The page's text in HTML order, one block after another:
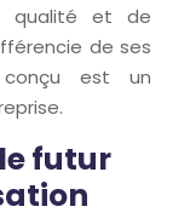
qualité et de
de ses
conçu est un
futur